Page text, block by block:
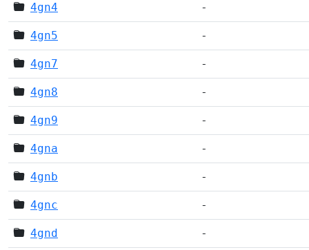
4gn4 -
4gn5 -
4gn7 -
4gn8 -
4gn9 -
4gna -
4gnb -
4gnc -
4gnd -